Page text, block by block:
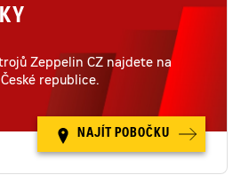
Zeppelin CZ najdete na
republice.
NAJÍT POBOČKU